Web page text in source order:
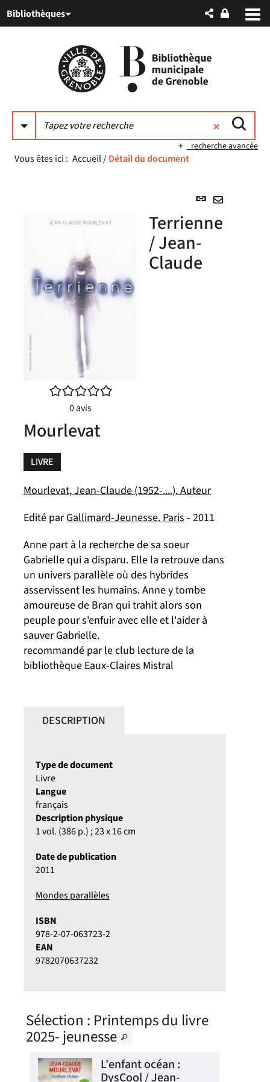
au
auBibliothèques
recherche avancée
Vous êtes ici : Accueil/Détail du document
Lien
(Nouvelle
par
/5
0avis
Terrienne
/ Jean-
Claude
Mourlevat
LIVRE
Mourlevat, Jean-Claude (1952-....). Auteur
Edité parGallimard-Jeunesse. Paris - 2011
Anne part à la recherche de sa soeur
Gabrielle qui a disparu. Elle la retrouve dans
un univers parallèle où des hybrides
asservissent les humains. Anne y tombe
amoureuse de Bran qui trahit alors son
peuple pour s'enfuir avec elle et l'aider à
sauver Gabrielle.
recommandé par le club lecture de la
bibliothèque Eaux-Claires Mistral
DESCRIPTION
Type de document
Livre
Langue
français
Description physique
1 vol. (386 p.) ; 23 x 16 cm
Date de publication
2011
Mondes parallèles
ISBN
978-2-07-063723-2
EAN
9782070637232
Sélection : Printemps du livre
2025- jeunesse
L'enfant océan :
DysCool / Jean-